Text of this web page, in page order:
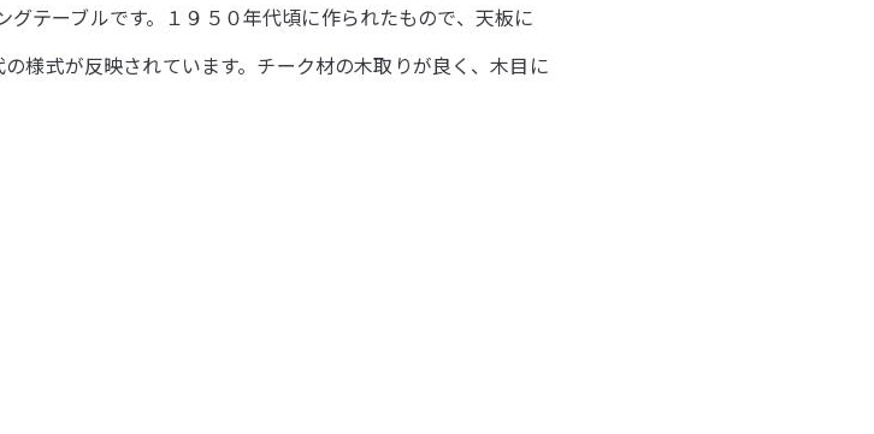
テーブルです。１９５０年代頃に作られたもので、天板に
様式が反映されています。チーク材の木取りが良く、木目に